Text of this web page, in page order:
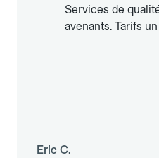
Services de
avenants. Tarifs
Eric C.